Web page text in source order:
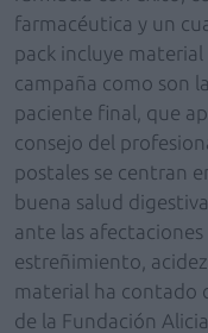
farmacéutica y un
pack incluye
campaña como son
paciente final, que
consejo del
postales se centran
buena salud
ante las
estreñimiento,
material ha contado
de la Fundación Alicia.